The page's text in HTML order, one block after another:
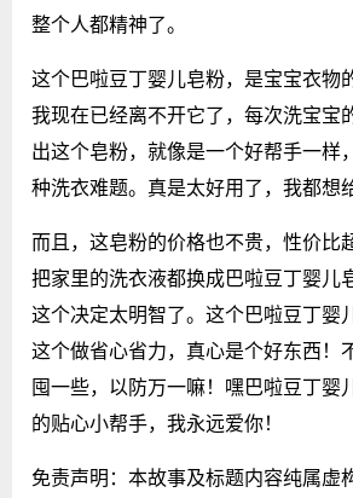
整个人都精神了。
这个巴啦豆丁婴儿皂粉，是宝宝衣物
我现在已经离不开它了，每次洗宝宝
出这个皂粉，就像是一个好帮手一样
种洗衣难题。真是太好用了，我都想
而且，这皂粉的价格也不贵，性价比
把家里的洗衣液都换成巴啦豆丁婴儿
这个决定太明智了。这个巴啦豆丁婴
这个做省心省力，真心是个好东西！
囤一些，以防万一嘛！嘿巴啦豆丁婴
的贴心小帮手，我永远爱你！
免责声明：本故事及标题内容纯属虚